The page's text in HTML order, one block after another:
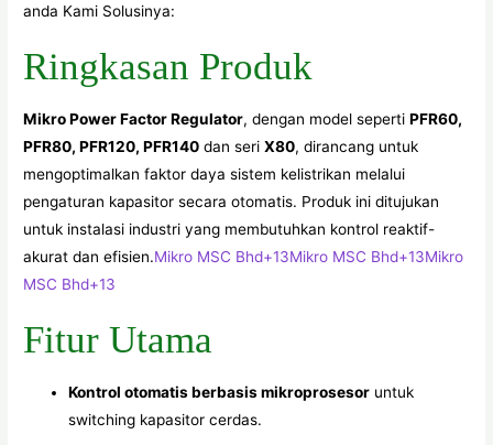
anda Kami Solusinya:
Ringkasan Produk
Mikro Power Factor Regulator, dengan model sepertiPFR60,
PFR80, PFR120, PFR140 dan seriX80, dirancang untuk
mengoptimalkan faktor daya sistem kelistrikan melalui
pengaturan kapasitor secara otomatis. Produk ini ditujukan
untuk instalasi industri yang membutuhkan kontrol reaktif-
akurat dan efisien.Mikro MSC Bhd+13Mikro MSC Bhd+13Mikro
MSC Bhd+13
Fitur Utama
Kontrol otomatis berbasis mikroprosesor untuk
switching kapasitor cerdas.